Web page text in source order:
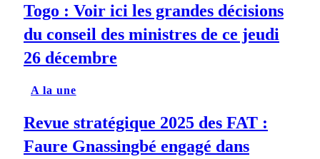
Togo : Voir ici les grandes décisions
du conseil des ministres de ce jeudi
26 décembre
A la une
Revue stratégique 2025 des FAT :
Faure Gnassingbé engagé dans